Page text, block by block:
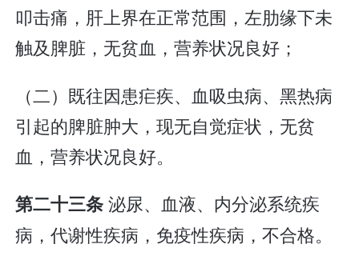
叩击痛，肝上界在正常范围，左肋缘下未
触及脾脏，无贫血，营养状况良好；
（二）既往因患疟疾、血吸虫病、黑热病
引起的脾脏肿大，现无自觉症状，无贫
血，营养状况良好。
第二十三条泌尿、血液、内分泌系统疾
病，代谢性疾病，免疫性疾病，不合格。